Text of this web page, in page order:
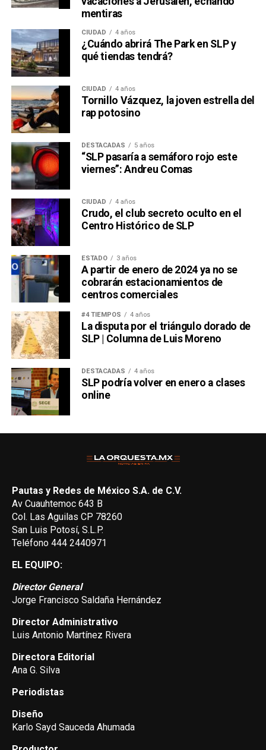
mentiras
CIUDAD 4 años
¿Cuándo abrirá The Park en SLP y
qué tiendas tendrá?
CIUDAD 4 años
Tornillo Vázquez, la joven estrella del
rap potosino
DESTACADAS 5 años
“SLP pasaría a semáforo rojo este
viernes”: Andreu Comas
CIUDAD 4 años
Crudo, el club secreto oculto en el
Centro Histórico de SLP
ESTADO 3 años
A partir de enero de 2024 ya no se
cobrarán estacionamientos de
centros comerciales
#4 TIEMPOS 4 años
La disputa por el triángulo dorado de
SLP | Columna de Luis Moreno
DESTACADAS 4 años
SLP podría volver en enero a clases
online
Pautas y Redes de México S.A. de C.V.
Av Cuauhtemoc 643 B
Col. Las Aguilas CP 78260
San Luis Potosí, S.L.P.
Teléfono 444 2440971
EL EQUIPO:
Director General
Jorge Francisco Saldaña Hernández
Director Administrativo
Luis Antonio Martínez Rivera
Directora Editorial
Ana G. Silva
Periodistas
Diseño
Karlo Sayd Sauceda Ahumada